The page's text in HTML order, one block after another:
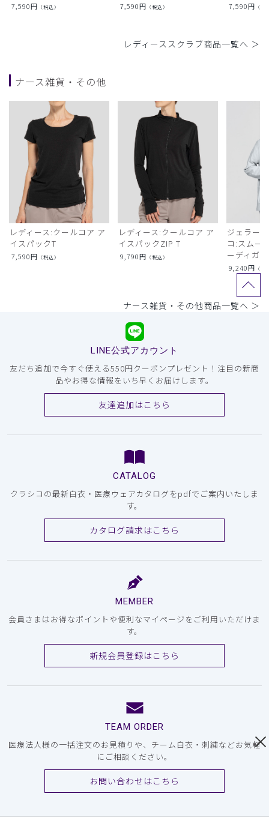
7,590円 （税込） 7,590円 （税込） 7,590円 （税
レディーススクラブ商品一覧へ ＞
ナース雑貨・その他
レディース:クールコア ア
イスパックT
7,590円 （税込）
レディース:クールコア ア
イスパックZIP T
9,790円 （税込）
ジェラー
コ:スムー
ーディガン
9,240円 （税
ナース雑貨・その他商品一覧へ ＞
LINE公式アカウント
友だち追加で今すぐ使える550円クーポンプレゼント！注目の新商
品やお得な情報をいち早くお届けします。
友達追加はこちら
CATALOG
クラシコの最新白衣・医療ウェアカタログをpdfでご案内いたしま
す。
カタログ請求はこちら
MEMBER
会員さまはお得なポイントや便利なマイページをご利用いただけま
す。
新規会員登録はこちら
TEAM ORDER
医療法人様の一括注文のお見積りや、チーム白衣・刺繍などお気軽
にご相談ください。
お問い合わせはこちら